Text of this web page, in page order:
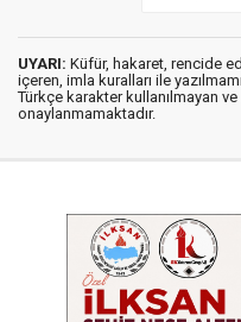
UYARI: Küfür, hakaret, rencide
içeren, imla kuralları ile
Türkçe karakter kullanılmayan
onaylanmamaktadır.